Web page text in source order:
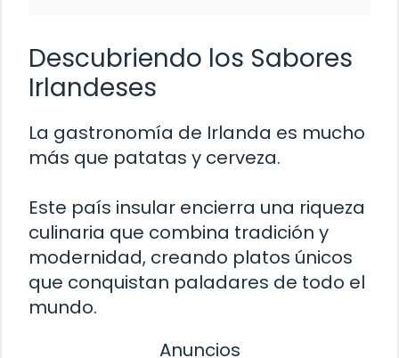
Descubriendo los Sabores
Irlandeses
La gastronomía de Irlanda es mucho
más que patatas y cerveza.
Este país insular encierra una riqueza
culinaria que combina tradición y
modernidad, creando platos únicos
que conquistan paladares de todo el
mundo.
Anuncios